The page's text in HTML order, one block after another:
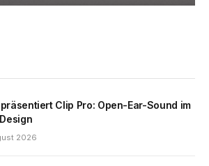
präsentiert Clip Pro: Open-Ear-Sound im
2026